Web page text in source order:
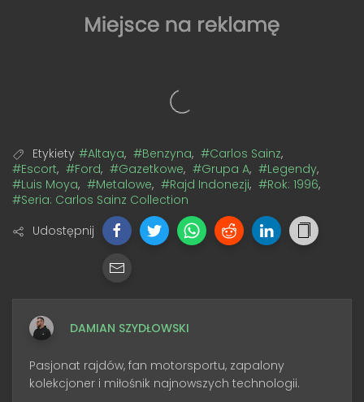
Etykiety #Altaya, #Benzyna, #Carlos Sainz,
#Escort, #Ford, #Gazetkowe, #Grupa A, #Legendy,
#Luis Moya, #Metalowe, #Rajd Indonezji, #Rok: 1996,
#Seria: Carlos Sainz Collection
Udostępnij
DAMIAN SZYDŁOWSKI
Pasjonat rajdów, fan motorsportu, zapalony
kolekcjoner i miłośnik najnowszych technologii.